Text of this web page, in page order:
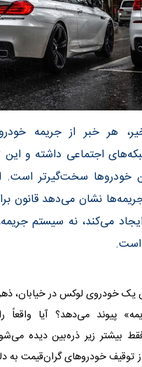
هر خبر از جریمه
اجتماعی داشته و این
خودروها سخت‌گیرتر است.
جریمه‌ها نشان می‌دهد قانون
می‌کند، نه سیستم
است.
خودروی لوکس در خیابان، ذهن
پیوند می‌دهد؟ آیا واقعاً
فقط بیشتر زیر ذره‌بین دیده
توقیف خودروهای گران‌قیمت به